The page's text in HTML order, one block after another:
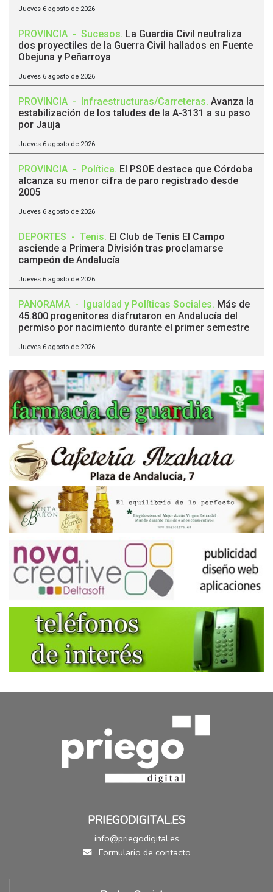
Jueves 6 agosto de 2026
PROVINCIA - Sucesos. La Guardia Civil neutraliza
dos proyectiles de la Guerra Civil hallados en Fuente
Obejuna y Peñarroya
Jueves 6 agosto de 2026
PROVINCIA - Infraestructuras/Carreteras. Avanza la
estabilización de los taludes de la A-3131 a su paso
por Jauja
Jueves 6 agosto de 2026
PROVINCIA - Política. El PSOE destaca que Córdoba
alcanza su menor cifra de paro registrado desde
2005
Jueves 6 agosto de 2026
DEPORTES - Tenis. El Club de Tenis El Campo
asciende a Primera División tras proclamarse
campeón de Andalucía
Jueves 6 agosto de 2026
PANORAMA - Igualdad y Políticas Sociales. Más de
45.800 progenitores disfrutaron en Andalucía del
permiso por nacimiento durante el primer semestre
Jueves 6 agosto de 2026
PRIEGODIGITAL.ES
info@priegodigital.es
Formulario de contacto